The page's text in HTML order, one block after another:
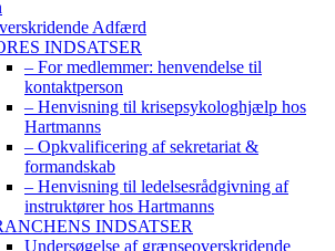
Adfærd
INDSATSER
– For medlemmer: henvendelse til
kontaktperson
– Henvisning til krisepsykologhjælp hos
Hartmanns
– Opkvalificering af sekretariat &
formandskab
– Henvisning til ledelsesrådgivning af
instruktører hos Hartmanns
INDSATSER
Undersøgelse af grænseoverskridende